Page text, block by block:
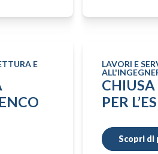
E
LAVORI E
PER
Scopri di